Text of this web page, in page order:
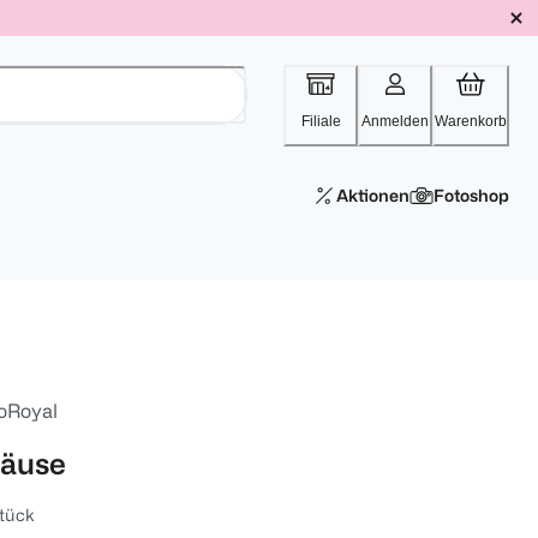
Filiale Anmelden Warenkorb
Aktionen Fotoshop